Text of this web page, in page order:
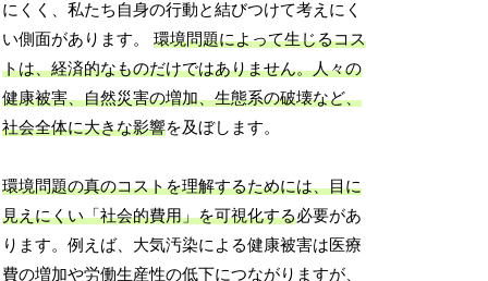
にくく、私たち自身の行動と結びつけて考えにく
い側面があります。環境問題によって生じるコス
トは、経済的なものだけではありません。人々の
健康被害、自然災害の増加、生態系の破壊など、
社会全体に大きな影響を及ぼします。
環境問題の真のコストを理解するためには、目に
見えにくい「社会的費用」を可視化する必要があ
ります。例えば、大気汚染による健康被害は医療
費の増加や労働生産性の低下につながりますが、